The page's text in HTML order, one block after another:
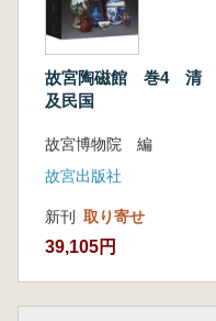
故宮陶磁館 巻4 清
及民国
故宮博物院 編
故宮出版社
新刊 取り寄せ
39,105円